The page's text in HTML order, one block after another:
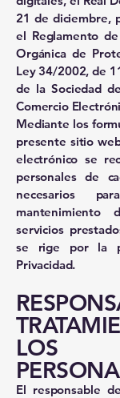
21 de diciembre,
el Reglamento
Orgánica de
Ley 34/2002, de
de la Sociedad
Comercio
Mediante los
presente sitio
electrónico se
personales de
necesarios
servicios
se rige por la
Privacidad.
LOS
El responsable